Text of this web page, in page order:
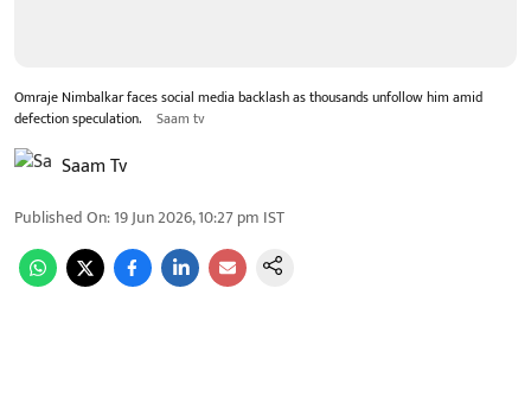
Omraje Nimbalkar faces social media backlash as thousands unfollow him amid
defection speculation.
Saam tv
Saam Tv
Published On:19 Jun 2026, 10:27 pm IST